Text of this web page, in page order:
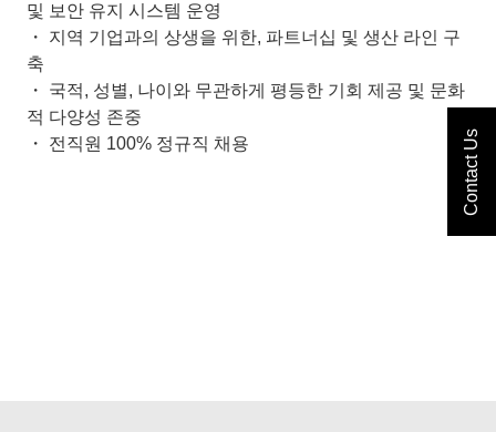
및 보안 유지 시스템 운영
・ 지역 기업과의 상생을 위한, 파트너십 및 생산 라인 구
축
・ 국적, 성별, 나이와 무관하게 평등한 기회 제공 및 문화
적 다양성 존중
・ 전직원 100% 정규직 채용
Contact Us